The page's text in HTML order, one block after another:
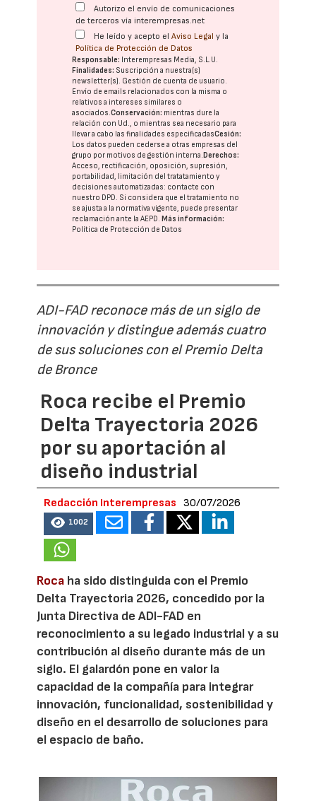
Autorizo el envío de comunicaciones
de terceros vía interempresas.net
He leído y acepto elAviso Legal y la
Política de Protección de Datos
Responsable: Interempresas Media, S.L.U.
Finalidades: Suscripción a nuestra(s)
newsletter(s). Gestión de cuenta de usuario.
Envío de emails relacionados con la misma o
relativos a intereses similares o
asociados.Conservación: mientras dure la
relación con Ud., o mientras sea necesario para
llevar a cabo las finalidades especificadasCesión:
Los datos pueden cederse a otras empresas del
grupo por motivos de gestión interna. Derechos:
Acceso, rectificación, oposición, supresión,
portabilidad, limitación del tratatamiento y
decisiones automatizadas: contacte con
nuestro DPD. Si considera que el tratamiento no
se ajusta a la normativa vigente, puede presentar
reclamación ante laAEPD. Más información:
Política de Protección de Datos
ADI-FAD reconoce más de un siglo de
innovación y distingue además cuatro
de sus soluciones con el Premio Delta
de Bronce
Roca recibe el Premio
Delta Trayectoria 2026
por su aportación al
diseño industrial
Redacción Interempresas 30/07/2026
1002
Roca ha sido distinguida con el Premio
Delta Trayectoria 2026, concedido por la
Junta Directiva de ADI-FAD en
reconocimiento a su legado industrial y a su
contribución al diseño durante más de un
siglo. El galardón pone en valor la
capacidad de la compañía para integrar
innovación, funcionalidad, sostenibilidad y
diseño en el desarrollo de soluciones para
el espacio de baño.